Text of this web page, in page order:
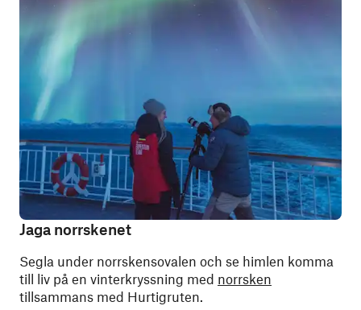
Jaga norrskenet
Segla under norrskensovalen och se himlen komma
till liv på en vinterkryssning med norrsken
tillsammans med Hurtigruten.